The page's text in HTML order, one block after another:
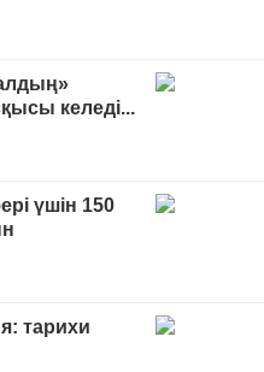
келеді...
үшін 150
тарихи